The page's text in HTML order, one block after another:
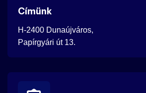
Címünk
H-2400 Dunaújváros,
Papírgyári út 13.